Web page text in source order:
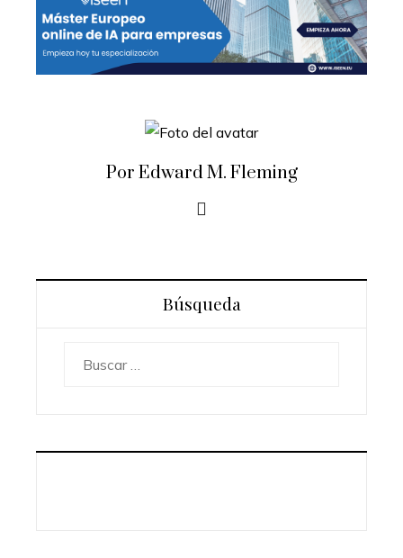
Por Edward M. Fleming
Búsqueda